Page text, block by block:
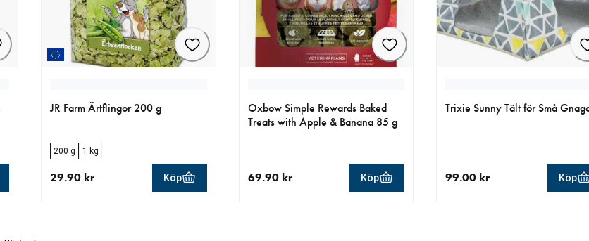
JR Farm Ärtflingor 200 g
200 g 1 kg
29.90 kr Köp
Oxbow Simple Rewards Baked
Treats with Apple & Banana 85 g
69.90 kr Köp
Trixie Sunny Tält för Små
99.00 kr Köp